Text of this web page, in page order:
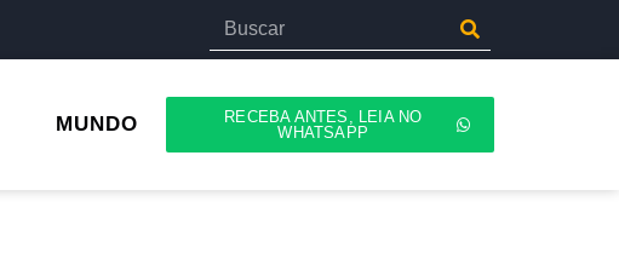
MUNDO
RECEBA ANTES, LEIA NO
WHATSAPP